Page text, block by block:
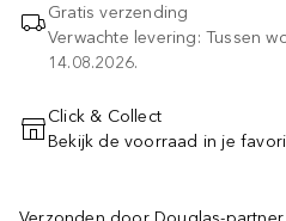
Gratis verzending
Verwachte levering: Tussen
14.08.2026.
VOEG TOE AAN
Click & Collect
Bekijk de voorraad in je